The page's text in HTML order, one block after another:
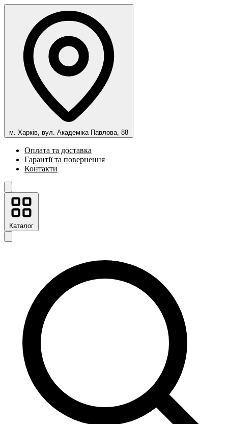
м. Харків, вул. Академіка Павлова, 88
Оплата та доставка
Гарантії та повернення
Контакти
Каталог